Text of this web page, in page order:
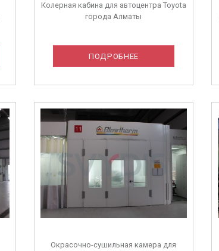
Колерная кабина для автоцентра Toyota
города Алматы
ПОДРОБНЕЕ
Окрасочно-сушильная камера для